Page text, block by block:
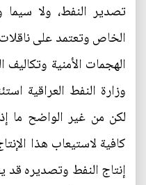
تصدير النفط، ولا سيما
الخاص وتعتمد على
وزارة النفط العراقية
لكن من غير الواضح ما
إنتاج النفط وتصديره قد